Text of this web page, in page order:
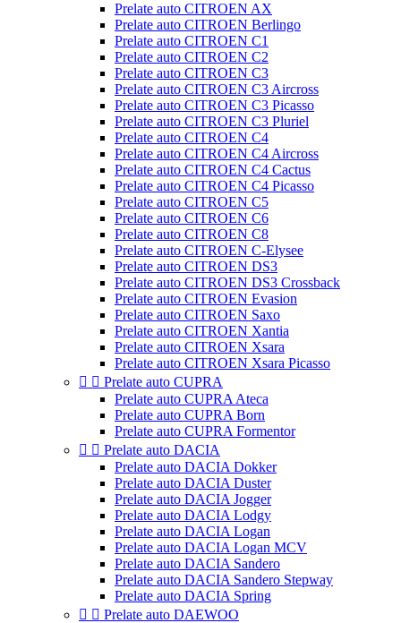
Prelate auto CITROEN AX
Prelate auto CITROEN Berlingo
Prelate auto CITROEN C1
Prelate auto CITROEN C2
Prelate auto CITROEN C3
Prelate auto CITROEN C3 Aircross
Prelate auto CITROEN C3 Picasso
Prelate auto CITROEN C3 Pluriel
Prelate auto CITROEN C4
Prelate auto CITROEN C4 Aircross
Prelate auto CITROEN C4 Cactus
Prelate auto CITROEN C4 Picasso
Prelate auto CITROEN C5
Prelate auto CITROEN C6
Prelate auto CITROEN C8
Prelate auto CITROEN C-Elysee
Prelate auto CITROEN DS3
Prelate auto CITROEN DS3 Crossback
Prelate auto CITROEN Evasion
Prelate auto CITROEN Saxo
Prelate auto CITROEN Xantia
Prelate auto CITROEN Xsara
Prelate auto CITROEN Xsara Picasso
  Prelate auto CUPRA
Prelate auto CUPRA Ateca
Prelate auto CUPRA Born
Prelate auto CUPRA Formentor
  Prelate auto DACIA
Prelate auto DACIA Dokker
Prelate auto DACIA Duster
Prelate auto DACIA Jogger
Prelate auto DACIA Lodgy
Prelate auto DACIA Logan
Prelate auto DACIA Logan MCV
Prelate auto DACIA Sandero
Prelate auto DACIA Sandero Stepway
Prelate auto DACIA Spring
  Prelate auto DAEWOO